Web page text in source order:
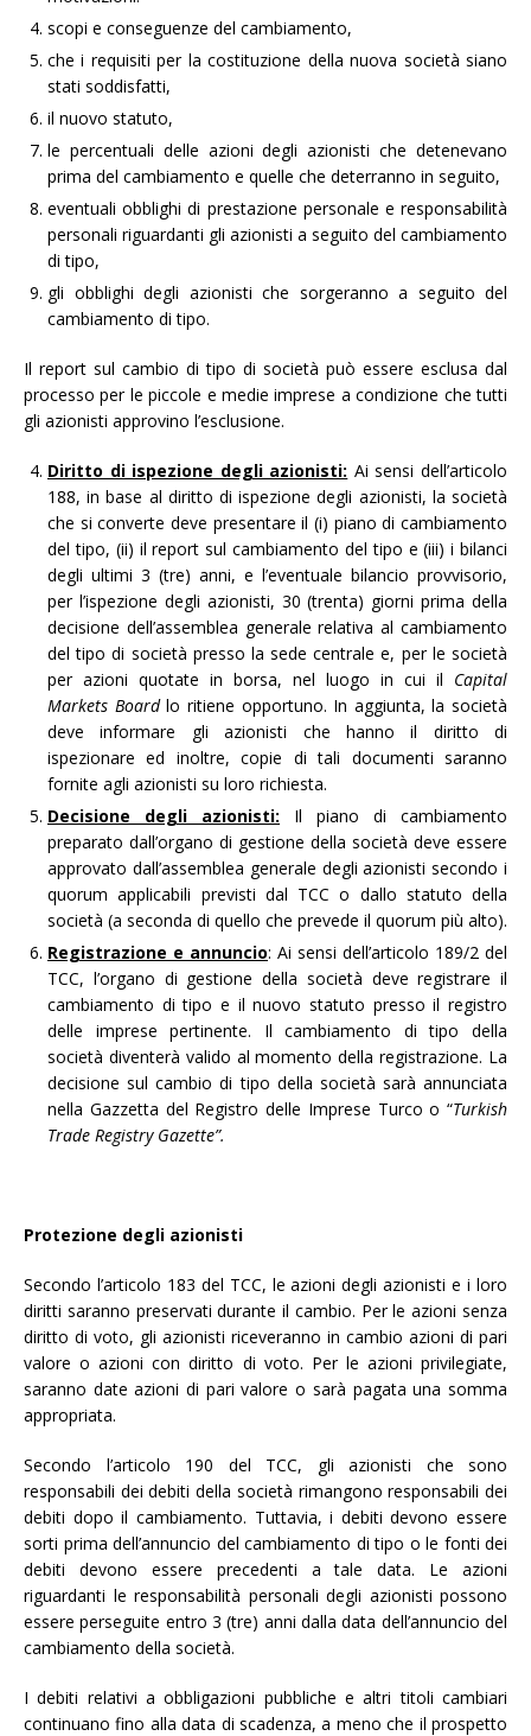
scopi e conseguenze del cambiamento,
che i requisiti per la costituzione della nuova società siano
stati soddisfatti,
il nuovo statuto,
le percentuali delle azioni degli azionisti che detenevano
prima del cambiamento e quelle che deterranno in seguito,
eventuali obblighi di prestazione personale e responsabilità
personali riguardanti gli azionisti a seguito del cambiamento
di tipo,
gli obblighi degli azionisti che sorgeranno a seguito del
cambiamento di tipo.
Il report sul cambio di tipo di società può essere esclusa dal
processo per le piccole e medie imprese a condizione che tutti
gli azionisti approvino l’esclusione.
Diritto di ispezione degli azionisti: Ai sensi dell’articolo
188, in base al diritto di ispezione degli azionisti, la società
che si converte deve presentare il (i) piano di cambiamento
del tipo, (ii) il report sul cambiamento del tipo e (iii) i bilanci
degli ultimi 3 (tre) anni, e l’eventuale bilancio provvisorio,
per l’ispezione degli azionisti, 30 (trenta) giorni prima della
decisione dell’assemblea generale relativa al cambiamento
del tipo di società presso la sede centrale e, per le società
per azioni quotate in borsa, nel luogo in cui il Capital
Markets Boardlo ritiene opportuno. In aggiunta, la società
deve informare gli azionisti che hanno il diritto di
ispezionare ed inoltre, copie di tali documenti saranno
fornite agli azionisti su loro richiesta.
Decisione degli azionisti: Il piano di cambiamento
preparato dall’organo di gestione della società deve essere
approvato dall’assemblea generale degli azionisti secondo i
quorum applicabili previsti dal TCC o dallo statuto della
società (a seconda di quello che prevede il quorum più alto).
Registrazione e annuncio: Ai sensi dell’articolo 189/2 del
TCC, l’organo di gestione della società deve registrare il
cambiamento di tipo e il nuovo statuto presso il registro
delle imprese pertinente. Il cambiamento di tipo della
società diventerà valido al momento della registrazione. La
decisione sul cambio di tipo della società sarà annunciata
nella Gazzetta del Registro delle Imprese Turco o “Turkish
Trade Registry Gazette”.
Protezione degli azionisti
Secondo l’articolo 183 del TCC, le azioni degli azionisti e i loro
diritti saranno preservati durante il cambio. Per le azioni senza
diritto di voto, gli azionisti riceveranno in cambio azioni di pari
valore o azioni con diritto di voto. Per le azioni privilegiate,
saranno date azioni di pari valore o sarà pagata una somma
appropriata.
Secondo l’articolo 190 del TCC, gli azionisti che sono
responsabili dei debiti della società rimangono responsabili dei
debiti dopo il cambiamento. Tuttavia, i debiti devono essere
sorti prima dell’annuncio del cambiamento di tipo o le fonti dei
debiti devono essere precedenti a tale data. Le azioni
riguardanti le responsabilità personali degli azionisti possono
essere perseguite entro 3 (tre) anni dalla data dell’annuncio del
cambiamento della società.
I debiti relativi a obbligazioni pubbliche e altri titoli cambiari
continuano fino alla data di scadenza, a meno che il prospetto